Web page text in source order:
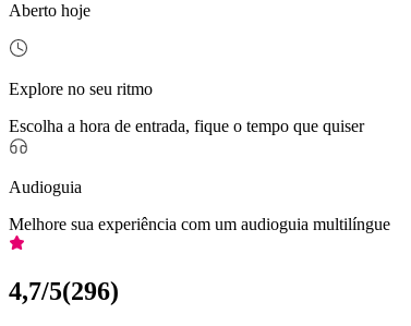
Aberto hoje
Explore no seu ritmo
Escolha a hora de entrada, fique o tempo que quiser
Audioguia
Melhore sua experiência com um audioguia multilíngue
4,7/5(296)